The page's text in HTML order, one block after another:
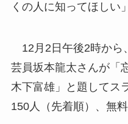
くの人に知ってほしい
12月2日午後2時から
芸員坂本龍太さんが「
木下富雄」と題してス
150人（先着順）、無料